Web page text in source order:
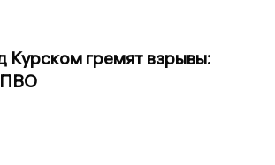
Курском гремят взрывы:
ПВО